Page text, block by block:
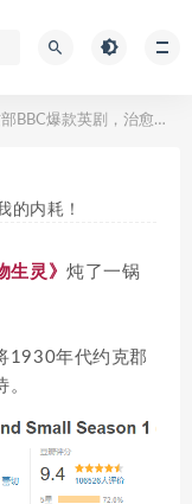
爆款英剧，治愈了我的内耗！
的内耗！
生灵》炖了一锅
1930年代约克郡